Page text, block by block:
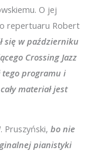
O jej
repertuaru Robert
się w październiku
Crossing Jazz
tego programu i
materiał jest
Pruszyński, bo nie
pianistyki